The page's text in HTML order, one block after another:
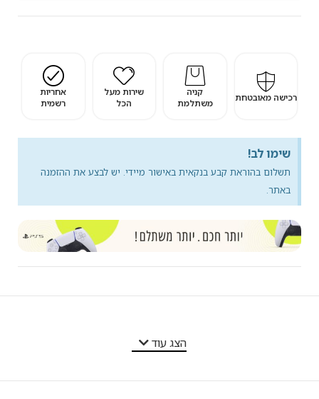
רכישה מאובטחת
קניה
משתלמת
שירות מעל
הכל
אחריות
רשמית
שימו לב!
תשלום בהוראת קבע בנקאית באישור מיידי. יש לבצע את ההזמנה
באתר.
הצג עוד